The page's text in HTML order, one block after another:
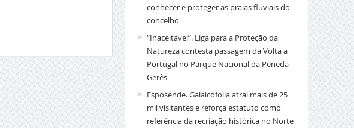
conhecer e proteger as praias fluviais do
concelho
“Inaceitável”. Liga para a Proteção da
Natureza contesta passagem da Volta a
Portugal no Parque Nacional da Peneda-
Gerês
Esposende. Galaicofolia atrai mais de 25
mil visitantes e reforça estatuto como
referência da recriação histórica no Norte